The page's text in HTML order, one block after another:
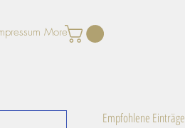
More
Empfohlene Einträge